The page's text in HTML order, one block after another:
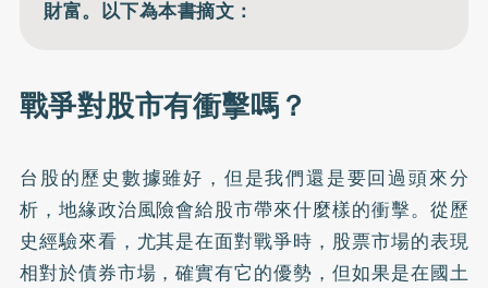
財富。以下為本書摘文：
戰爭對股市有衝擊嗎？
台股的歷史數據雖好，但是我們還是要回過頭來分
析，地緣政治風險會給股市帶來什麼樣的衝擊。從歷
史經驗來看，尤其是在面對戰爭時，股票市場的表現
相對於債券市場，確實有它的優勢，但如果是在國土